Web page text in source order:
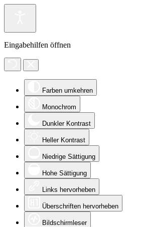
Eingabehilfen öffnen
Farben umkehren
Monochrom
Dunkler Kontrast
Heller Kontrast
Niedrige Sättigung
Hohe Sättigung
Links hervorheben
Überschriften hervorheben
Bildschirmleser